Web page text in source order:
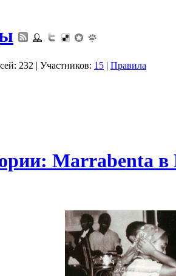
232 | Участников: 15 | Правила
Marrabenta